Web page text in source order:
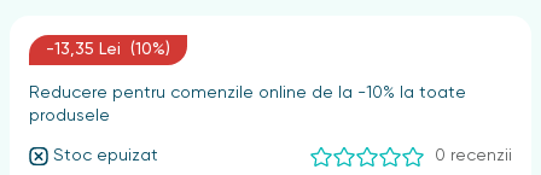
-13,35 Lei (10%)
Reducere pentru comenzile online de la -10% la toate
produsele
Stoc epuizat 0 recenzii